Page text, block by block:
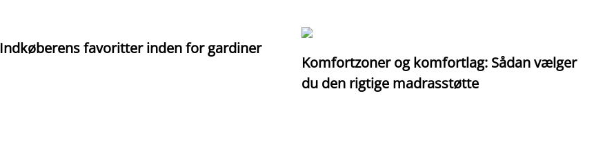
Indkøberens favoritter inden for gardiner
Komfortzoner og komfortlag: Sådan vælger
du den rigtige madrasstøtte